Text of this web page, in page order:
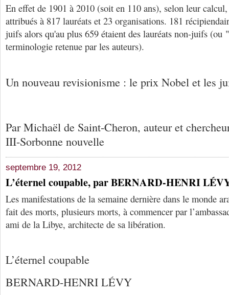
En effet de 1901 à 2010 (soit en 110 ans), selon leur
attribués à 817 lauréats et 23 organisations. 181
juifs alors qu'au plus 659 étaient des lauréats non-juifs (ou
terminologie retenue par les auteurs).
Un nouveau revisionisme : le prix Nobel et les
Par Michaël de Saint-Cheron, auteur et
III-Sorbonne nouvelle
septembre 19, 2012
L’éternel coupable, par BERNARD-HENRI
Les manifestations de la semaine dernière dans le monde
fait des morts, plusieurs morts, à commencer par
ami de la Libye, architecte de sa libération.
L’éternel coupable
BERNARD-HENRI LÉVY